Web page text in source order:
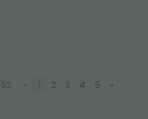
« 1 2 3 4 5 »